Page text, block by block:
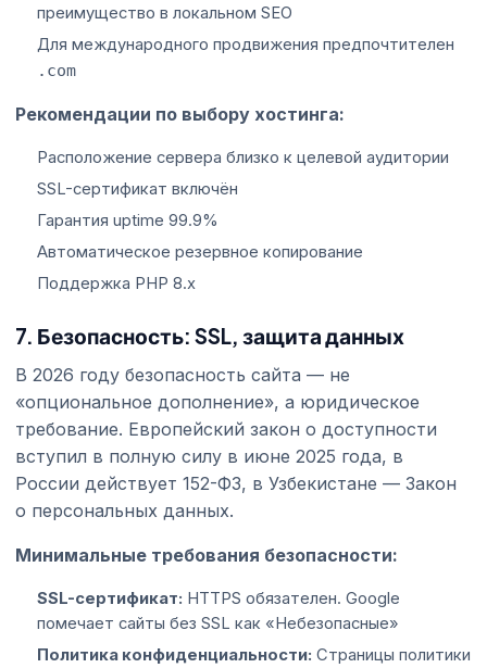
преимущество в локальном SEO
Для международного продвижения предпочтителен
.com
Рекомендации по выбору хостинга:
Расположение сервера близко к целевой аудитории
SSL-сертификат включён
Гарантия uptime 99.9%
Автоматическое резервное копирование
Поддержка PHP 8.x
7. Безопасность: SSL, защита данных
В 2026 году безопасность сайта — не
«опциональное дополнение», а юридическое
требование. Европейский закон о доступности
вступил в полную силу в июне 2025 года, в
России действует 152-ФЗ, в Узбекистане — Закон
о персональных данных.
Минимальные требования безопасности:
SSL-сертификат: HTTPS обязателен. Google
помечает сайты без SSL как «Небезопасные»
Политика конфиденциальности: Страницы политики